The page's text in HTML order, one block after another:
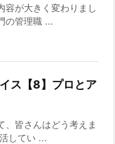
容が大きく変わりまし
の管理職 ...
ス【8】プロとア
、皆さんはどう考えま
してい ...